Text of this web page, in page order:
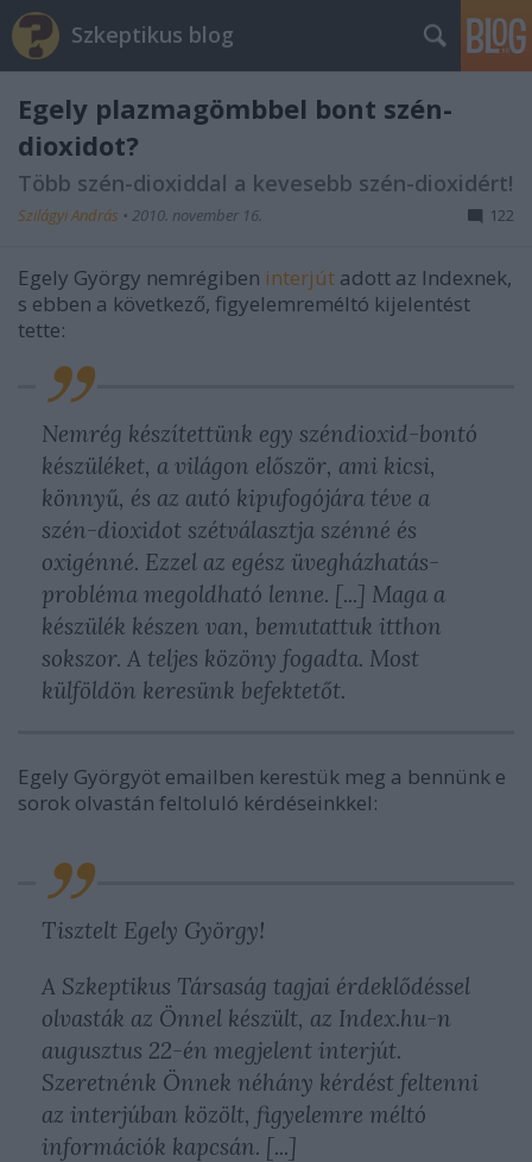
Szkeptikus blog
Egely plazmagömbbel bont szén-
dioxidot?
Több szén-dioxiddal a kevesebb szén-dioxidért!
Szilágyi András • 2010. november 16. 122
Egely György nemrégiben interjút adott az Indexnek,
s ebben a következő, figyelemreméltó kijelentést
tette:
Nemrég készítettünk egy széndioxid-bontó
készüléket, a világon először, ami kicsi,
könnyű, és az autó kipufogójára téve a
szén-dioxidot szétválasztja szénné és
oxigénné. Ezzel az egész üvegházhatás-
probléma megoldható lenne. [...] Maga a
készülék készen van, bemutattuk itthon
sokszor. A teljes közöny fogadta. Most
külföldön keresünk befektetőt.
Egely Györgyöt emailben kerestük meg a bennünk e
sorok olvastán feltoluló kérdéseinkkel:
Tisztelt Egely György!
A Szkeptikus Társaság tagjai érdeklődéssel
olvasták az Önnel készült, az Index.hu-n
augusztus 22-én megjelent interjút.
Szeretnénk Önnek néhány kérdést feltenni
az interjúban közölt, figyelemre méltó
információk kapcsán. [...]